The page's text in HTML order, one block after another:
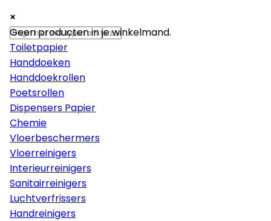
×
Papier
Toiletpapier
Handdoeken
Handdoekrollen
Poetsrollen
Dispensers Papier
Chemie
Vloerbeschermers
Vloerreinigers
Interieurreinigers
Sanitairreinigers
Luchtverfrissers
Handreinigers
×
×
Geen producten in je winkelmand.